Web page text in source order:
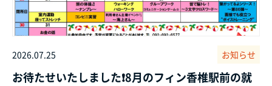
2026.07.25 お知らせ
お待たせいたしました❗8月のフィン香椎駅前の就